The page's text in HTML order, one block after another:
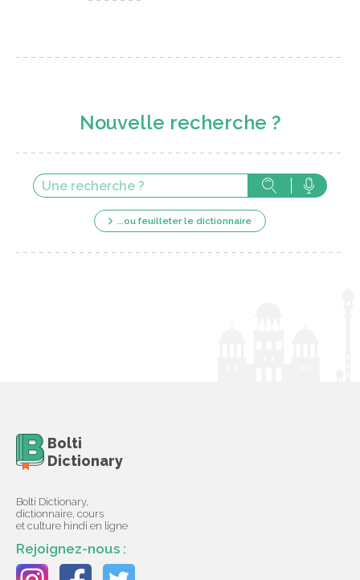
Nouvelle recherche ?
...ou feuilleter le dictionnaire
Bolti
Dictionary
Bolti Dictionary,
dictionnaire, cours
et culture hindi en ligne
Rejoignez-nous :